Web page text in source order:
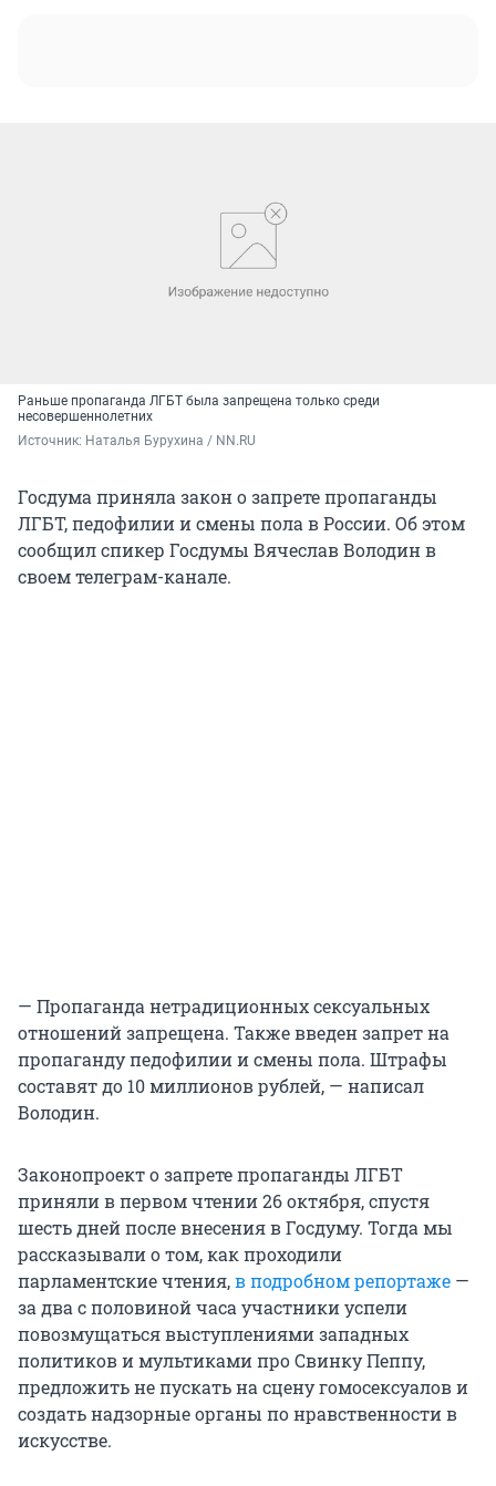
Раньше пропаганда ЛГБТ была запрещена только среди
несовершеннолетних
Источник: Наталья Бурухина / NN.RU
Госдума приняла закон о запрете пропаганды
ЛГБТ, педофилии и смены пола в России. Об этом
сообщил спикер Госдумы Вячеслав Володин в
своем телеграм-канале.
— Пропаганда нетрадиционных сексуальных
отношений запрещена. Также введен запрет на
пропаганду педофилии и смены пола. Штрафы
составят до 10 миллионов рублей, — написал
Володин.
Законопроект о запрете пропаганды ЛГБТ
приняли в первом чтении 26 октября, спустя
шесть дней после внесения в Госдуму. Тогда мы
рассказывали о том, как проходили
парламентские чтения,в подробном репортаже —
за два с половиной часа участники успели
повозмущаться выступлениями западных
политиков и мультиками про Свинку Пеппу,
предложить не пускать на сцену гомосексуалов и
создать надзорные органы по нравственности в
искусстве.